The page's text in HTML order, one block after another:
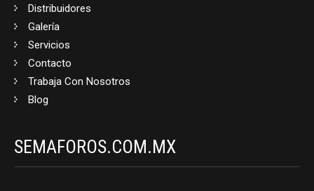
Distribuidores
Galería
Servicios
Contacto
Trabaja Con Nosotros
Blog
SEMAFOROS.COM.MX